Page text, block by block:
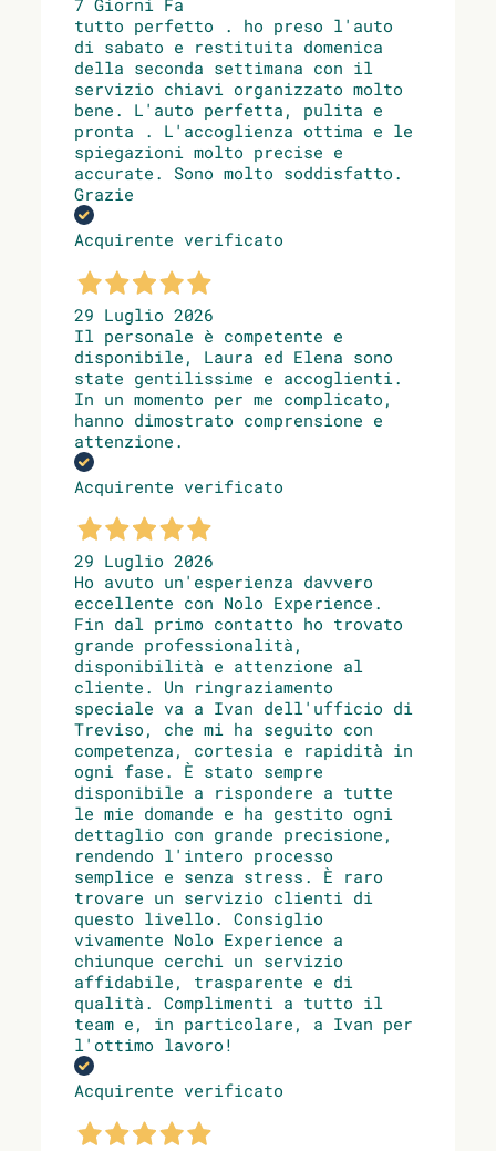
7 Giorni Fa
tutto perfetto . ho preso l'auto
di sabato e restituita domenica
della seconda settimana con il
servizio chiavi organizzato molto
bene. L'auto perfetta, pulita e
pronta . L'accoglienza ottima e le
spiegazioni molto precise e
accurate. Sono molto soddisfatto.
Grazie
Acquirente verificato
29 Luglio 2026
Il personale è competente e
disponibile, Laura ed Elena sono
state gentilissime e accoglienti.
In un momento per me complicato,
hanno dimostrato comprensione e
attenzione.
Acquirente verificato
29 Luglio 2026
Ho avuto un'esperienza davvero
eccellente con Nolo Experience.
Fin dal primo contatto ho trovato
grande professionalità,
disponibilità e attenzione al
cliente. Un ringraziamento
speciale va a Ivan dell'ufficio di
Treviso, che mi ha seguito con
competenza, cortesia e rapidità in
ogni fase. È stato sempre
disponibile a rispondere a tutte
le mie domande e ha gestito ogni
dettaglio con grande precisione,
rendendo l'intero processo
semplice e senza stress. È raro
trovare un servizio clienti di
questo livello. Consiglio
vivamente Nolo Experience a
chiunque cerchi un servizio
affidabile, trasparente e di
qualità. Complimenti a tutto il
team e, in particolare, a Ivan per
l'ottimo lavoro!
Acquirente verificato